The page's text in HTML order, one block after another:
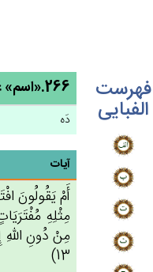
فهرست
الفبایی
266.«اسم» عَشْرِ [1] ← عشر
دَه
آیات
أَم‌ْ يَقُولُون‌َ
مِثْلِه‌ِ
مِنْ‌ دُون‌ِ
13)